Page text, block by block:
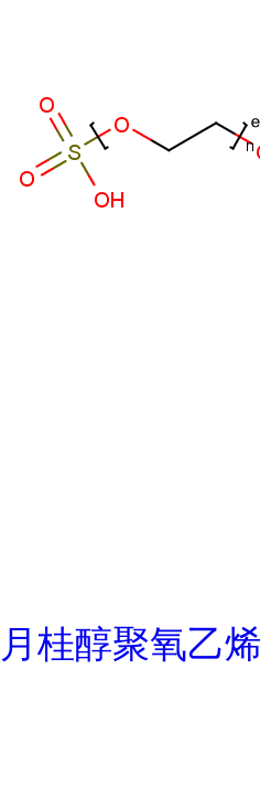
月桂醇聚氧乙